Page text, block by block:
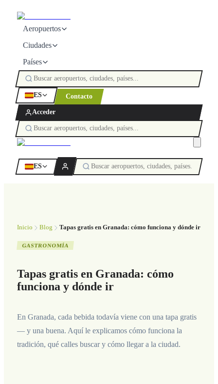
Aeropuertos
Ciudades
Países
ES Contacto
Acceder
ES
Inicio Blog Tapas gratis en Granada: cómo funciona y dónde ir
GASTRONOMÍA
Tapas gratis en Granada: cómo
funciona y dónde ir
En Granada, cada bebida todavía viene con una tapa gratis
— y una buena. Aquí le explicamos cómo funciona la
tradición, qué calles buscar y cómo llegar a la ciudad.